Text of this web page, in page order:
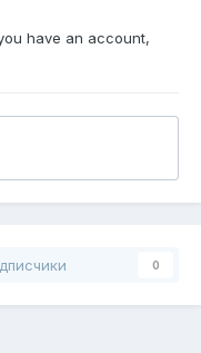
have an account,
0